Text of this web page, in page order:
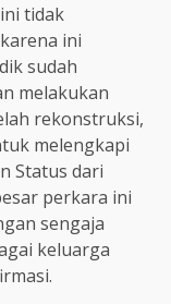
tidak
ini
sudah
melakukan
rekonstruksi,
melengkapi
Status dari
perkara ini
sengaja
keluarga